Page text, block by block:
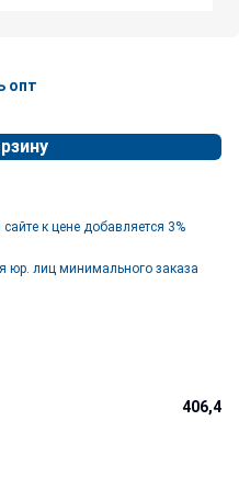
опт
к цене добавляется 3%
юр. лиц минимального заказа
406,4